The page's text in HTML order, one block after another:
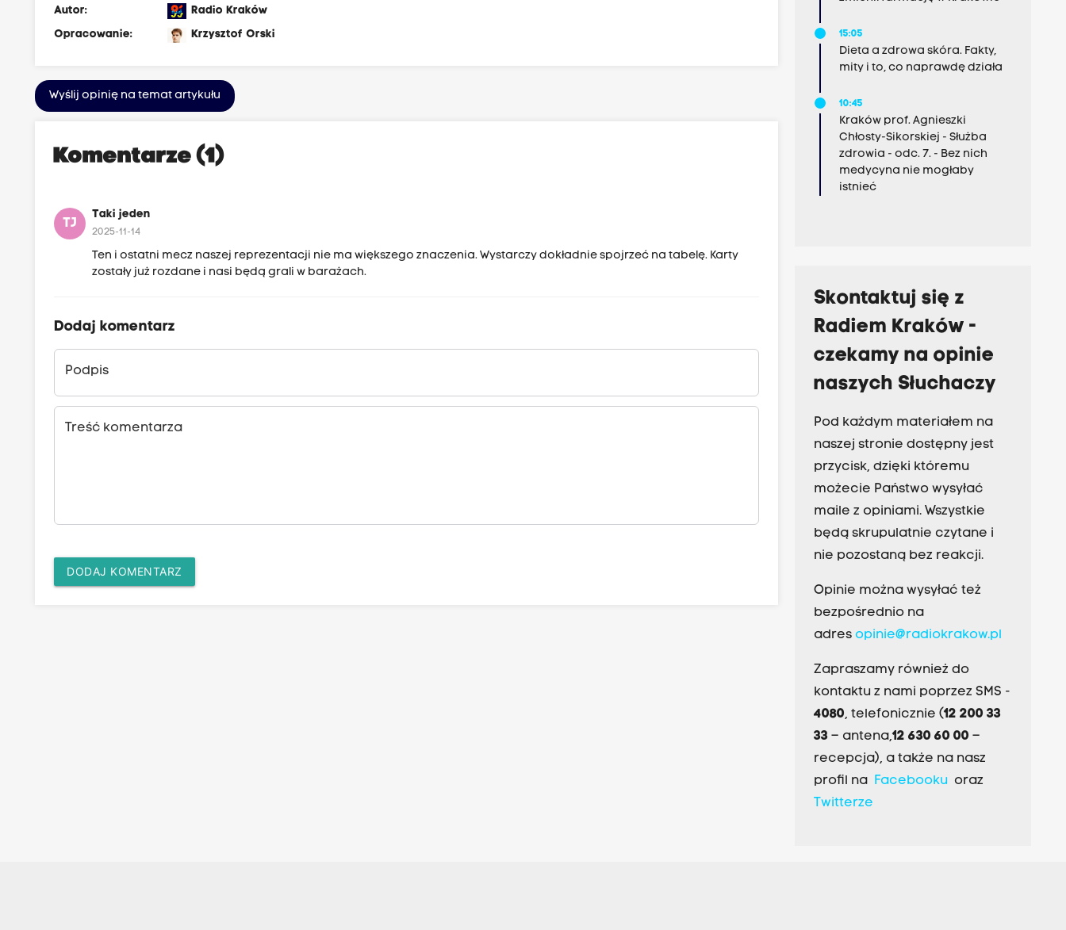
Autor:
Radio Kraków
Opracowanie:
Krzysztof Orski
Wyślij opinię na temat artykułu
Komentarze (1)
TJ
Taki jeden
2025-11-14
Ten i ostatni mecz naszej reprezentacji nie ma większego znaczenia. Wystarczy dokładnie spojrzeć na tabelę. Karty
zostały już rozdane i nasi będą grali w barażach.
Dodaj komentarz
Podpis
Treść komentarza
DODAJ KOMENTARZ
15:05
Dieta a zdrowa skóra. Fakty,
mity i to, co naprawdę działa
10:45
Kraków prof. Agnieszki
Chłosty-Sikorskiej - Służba
zdrowia - odc. 7. - Bez nich
medycyna nie mogłaby
istnieć
Skontaktuj się z
Radiem Kraków -
czekamy na opinie
naszych Słuchaczy
Pod każdym materiałem na
naszej stronie dostępny jest
przycisk, dzięki któremu
możecie Państwo wysyłać
maile z opiniami. Wszystkie
będą skrupulatnie czytane i
nie pozostaną bez reakcji.
Opinie można wysyłać też
bezpośrednio na
adres opinie@radiokrakow.pl
Zapraszamy również do
kontaktu z nami poprzez SMS -
4080, telefonicznie (12 200 33
33– antena,12 630 60 00 –
recepcja), a także na nasz
profil na Facebookuoraz
Twitterze